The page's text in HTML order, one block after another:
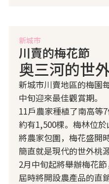
新城市
川賣的梅花節
奥三河的世
新城市川賣地區的梅園
中旬迎來最佳觀賞期。
11戶農家種植了南高等7
約有1,500棵。梅林位於
將農家包圍，梅花盛開
簡直就是現代的世外桃源
2月中旬起將舉辦梅花節
屆時將開設農產品的直銷